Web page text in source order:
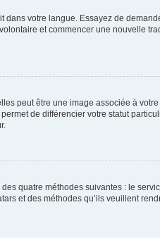
votre langue. Essayez de
et commencer une nouvelle
peut être une image associée à
de différencier votre statut
quatre méthodes suivantes : le
et des méthodes qu’ils veuillent